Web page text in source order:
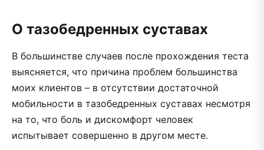
О тазобедренных суставах
В большинстве случаев после прохождения теста
выясняется, что причина проблем большинства
моих клиентов – в отсутствии достаточной
мобильности в тазобедренных суставах несмотря
на то, что боль и дискомфорт человек
испытывает совершенно в другом месте.